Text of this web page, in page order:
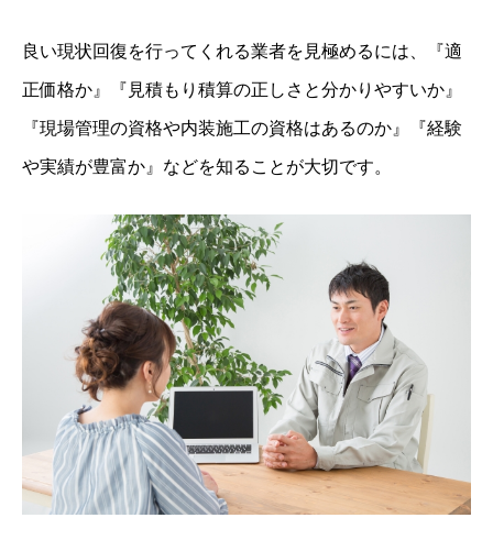
良い現状回復を行ってくれる業者を見極めるには、『適
正価格か』『見積もり積算の正しさと分かりやすいか』
『現場管理の資格や内装施工の資格はあるのか』『経験
や実績が豊富か』などを知ることが大切です。